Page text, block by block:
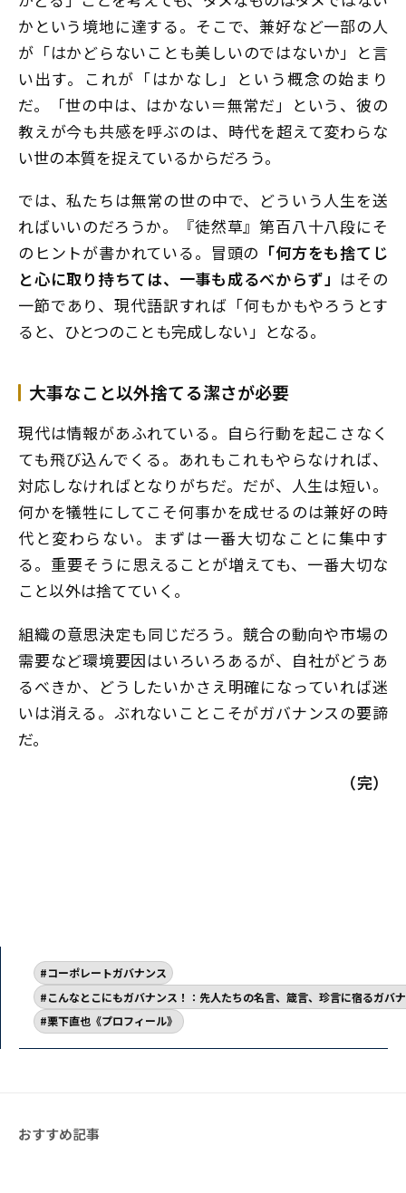
かという境地に達する。そこで、兼好など一部の人
が「はかどらないことも美しいのではないか」と言
い出す。これが「はかなし」という概念の始まり
だ。「世の中は、はかない＝無常だ」という、彼の
教えが今も共感を呼ぶのは、時代を超えて変わらな
い世の本質を捉えているからだろう。
では、私たちは無常の世の中で、どういう人生を送
ればいいのだろうか。『徒然草』第百八十八段にそ
のヒントが書かれている。冒頭の 「何方をも捨てじ
と心に取り持ちては、一事も成るべからず」 はその
一節であり、現代語訳すれば「何もかもやろうとす
ると、ひとつのことも完成しない」となる。
大事なこと以外捨てる潔さが必要
現代は情報があふれている。自ら行動を起こさなく
ても飛び込んでくる。あれもこれもやらなければ、
対応しなければとなりがちだ。だが、人生は短い。
何かを犠牲にしてこそ何事かを成せるのは兼好の時
代と変わらない。まずは一番大切なことに集中す
る。重要そうに思えることが増えても、一番大切な
こと以外は捨てていく。
組織の意思決定も同じだろう。競合の動向や市場の
需要など環境要因はいろいろあるが、自社がどうあ
るべきか、どうしたいかさえ明確になっていれば迷
いは消える。ぶれないことこそがガバナンスの要諦
だ。
（完）
コーポレートガバナンス
こんなとこにもガバナンス！：先人たちの名言、箴言、珍言に宿るガバ
栗下直也《プロフィール》